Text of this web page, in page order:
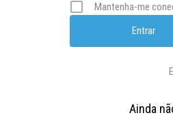
Mantenha-me
Ainda